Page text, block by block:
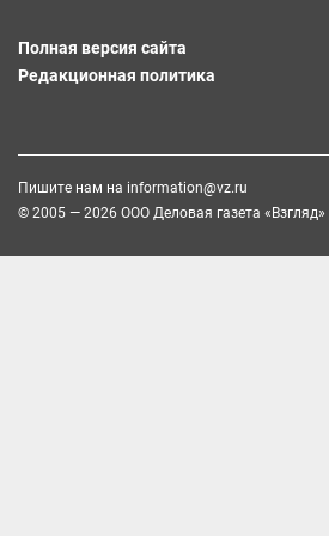
Полная версия сайта
Редакционная политика
Пишите нам на information@vz.ru
© 2005 — 2026 ООО Деловая газета «Взгляд»